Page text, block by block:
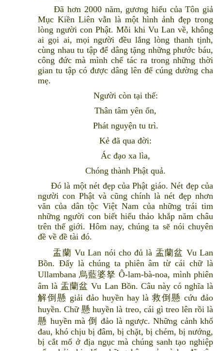
Đã hơn 2000 năm, gương hiếu của Tôn giả
Mục Kiền Liên vẫn là một hình ảnh đẹp trong
lòng người con Phật. Mỗi khi Vu Lan về, không
ai gọi ai, mọi người đều lắng lòng thanh tịnh,
cùng nhau tu tập để dâng tặng những phước báu,
công đức mà mình chế tác ra trong những thời
gian tu tập có được dâng lên để cúng dường cha
mẹ.
Người còn tại thế:
Thân tâm yên ổn,
Phát nguyện tu trì.
Kẻ đã qua đời:
Ác đạo xa lìa,
Chóng thành Phật quả.
Đó là một nét đẹp của Phật giáo. Nét đẹp của
người con Phật và cũng chính là nét đẹp nhơn
văn của dân tộc Việt Nam của những trái tim
những người con biết hiếu thảo khắp năm châu
trên thế giới. Hôm nay, chúng ta sẽ nói chuyên
đề về đề tài đó.
盂蘭 Vu Lan nói cho đủ là 盂蘭盆 Vu Lan
Bồn. Đấy là chúng ta phiên âm từ cái chữ là
Ullambana 烏藍婆拏 Ô-lam-bà-noa, mình phiên
âm là 盂蘭盆 Vu Lan Bồn. Câu này có nghĩa là
解倒懸 giải đảo huyền hay là 救倒懸 cứu đảo
huyền. Chữ 懸 huyền là treo, cái gì treo lên rồi là
懸 huyền mà 倒 đảo là ngược. Những cảnh khổ
đau, khó chịu bị đâm, bị chặt, bị chém, bị nướng,
bị cắt mổ ở địa ngục mà chúng sanh tạo nghiệp